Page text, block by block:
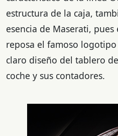
estructura de la caja,
esencia de Maserati,
reposa el famoso
claro diseño del tablero
coche y sus contadores.